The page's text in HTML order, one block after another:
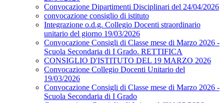
Convocazione Dipartimenti Disciplinari del 24/04/2026
convocazione consiglio di istituto
Integrazione o.d.g. Collegio Docenti straordinario
unitario del giorno 19/03/2026
Convocazione Consigli di Classe mese di Marzo 2026 -
Scuola Secondaria di I Grado. RETTIFICA
CONSIGLIO D'ISTITUTO DEL 19 MARZO 2026
Convocazione Collegio Docenti Unitario del
19/03/2026
Convocazione Consigli di Classe mese di Marzo 2026 -
Scuola Secondaria di I Grado